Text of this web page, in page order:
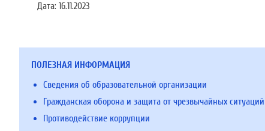
Дата: 16.11.2023
ПОЛЕЗНАЯ ИНФОРМАЦИЯ
Сведения об образовательной организации
Гражданская оборона и защита от чрезвычайных ситуаций
Противодействие коррупции